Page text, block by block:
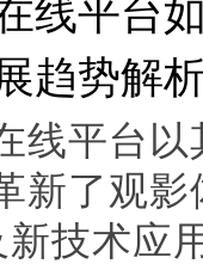
线平台
趋势解
线平台
新了观
技术应